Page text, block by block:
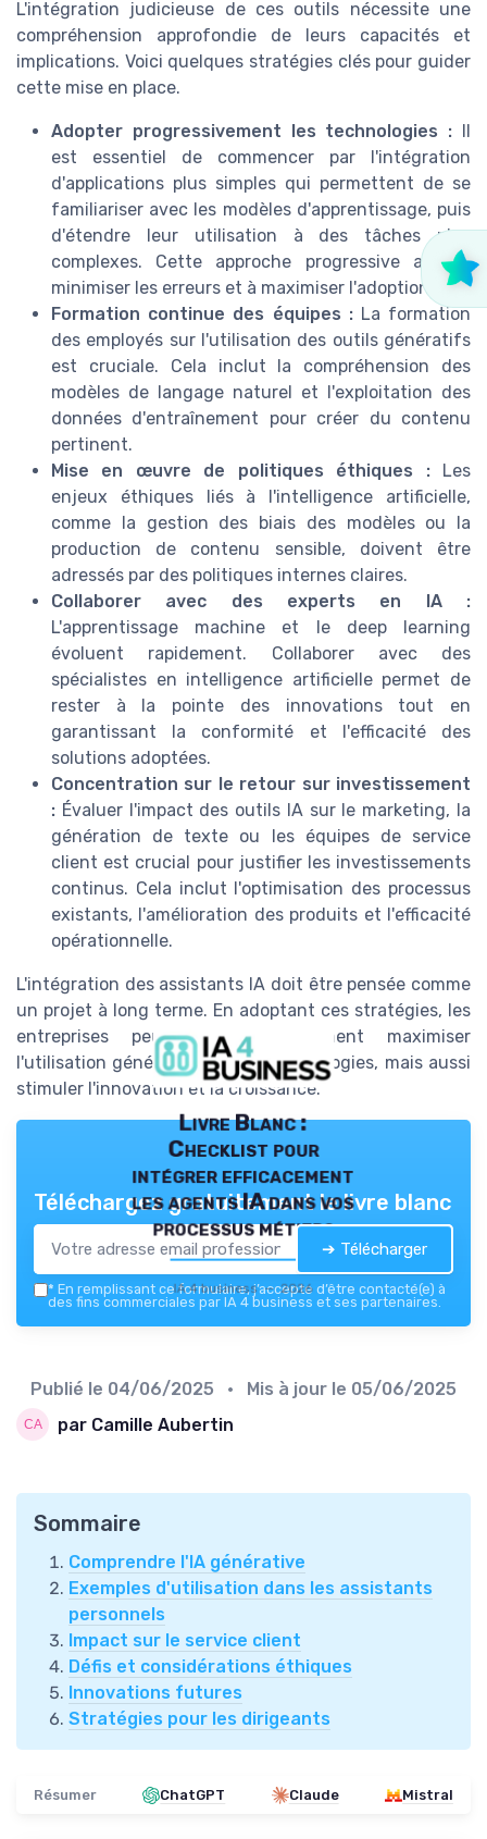
L'intégration judicieuse de ces outils nécessite une
compréhension approfondie de leurs capacités et
implications. Voici quelques stratégies clés pour guider
cette mise en place.
Adopter progressivement les technologies :
est essentiel de commencer par l'intégration
d'applications plus simples qui permettent de se
familiariser avec les modèles d'apprentissage, puis
d'étendre leur utilisation à des tâches plus
complexes. Cette approche progressive aide à
minimiser les erreurs et à maximiser l'adoption.
Formation continue des équipes : La formation
des employés sur l'utilisation des outils génératifs
est cruciale. Cela inclut la compréhension des
modèles de langage naturel et l'exploitation des
données d'entraînement pour créer du contenu
pertinent.
Mise en œuvre de politiques éthiques :
Les
enjeux éthiques liés à l'intelligence artificielle,
comme la gestion des biais des modèles ou la
production de contenu sensible, doivent être
adressés par des politiques internes claires.
Collaborer avec des experts en IA :
L'apprentissage machine et le deep learning
évoluent rapidement. Collaborer avec des
spécialistes en intelligence artificielle permet de
rester à la pointe des innovations tout en
garantissant la conformité et l'efficacité des
solutions adoptées.
Concentration sur le retour sur investissement
: Évaluer l'impact des outils IA sur le marketing, la
génération de texte ou les équipes de service
client est crucial pour justifier les investissements
continus. Cela inclut l'optimisation des processus
existants, l'amélioration des produits et l'efficacité
opérationnelle.
L'intégration des assistants IA doit être pensée comme
un projet à long terme. En adoptant ces stratégies, les
entreprises peuvent non seulement maximiser
l'utilisation générative de ces technologies, mais aussi
stimuler l'innovation et la croissance.
Livre Blanc :
Checklist pour
intégrer efficacement
les agents IA dans vos
processus métiers
IA 4 business — 2026
Téléchargez gratuitement le livre blanc
➔ Télécharger
* En remplissant ce formulaire, j’accepte d’être contacté(e) à
des fins commerciales par IA 4 business et ses partenaires.
Publié le 04/06/2025 • Mis à jour le 05/06/2025
par Camille Aubertin
Sommaire
Comprendre l'IA générative
Exemples d'utilisation dans les assistants
personnels
Impact sur le service client
Défis et considérations éthiques
Innovations futures
Stratégies pour les dirigeants
Résumer ChatGPT Claude Mistral